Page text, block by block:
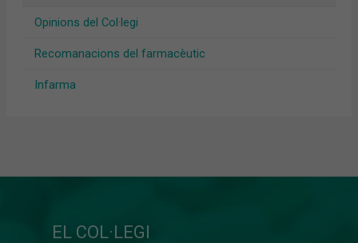
Opinions del Col·legi
Recomanacions del farmacèutic
Infarma
EL COL·LEGI